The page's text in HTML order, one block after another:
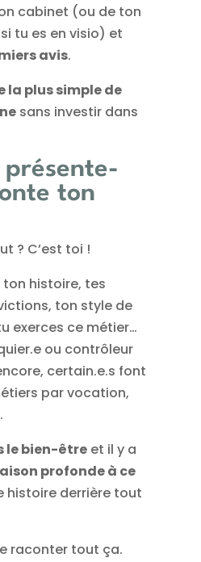
cabinet (ou de ton
tu es en visio) et
avis.
la plus simple de
sans investir dans
présente-
ton
? C’est toi !
histoire, tes
ton style de
exerces ce métier…
ou contrôleur
certain.e.s font
par vocation,
le bien-être et il y a
profonde à ce
histoire derrière tout
raconter tout ça.